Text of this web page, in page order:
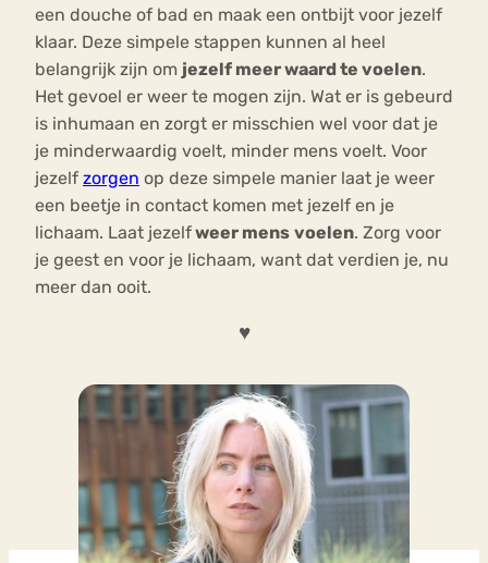
een douche of bad en maak een ontbijt voor jezelf
klaar. Deze simpele stappen kunnen al heel
belangrijk zijn om jezelf meer waard te voelen.
Het gevoel er weer te mogen zijn. Wat er is gebeurd
is inhumaan en zorgt er misschien wel voor dat je
je minderwaardig voelt, minder mens voelt. Voor
jezelf zorgen op deze simpele manier laat je weer
een beetje in contact komen met jezelf en je
lichaam. Laat jezelfweer mens voelen. Zorg voor
je geest en voor je lichaam, want dat verdien je, nu
meer dan ooit.
♥